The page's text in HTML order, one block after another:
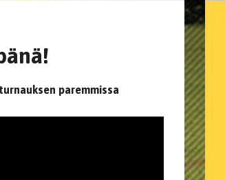
paremmissa